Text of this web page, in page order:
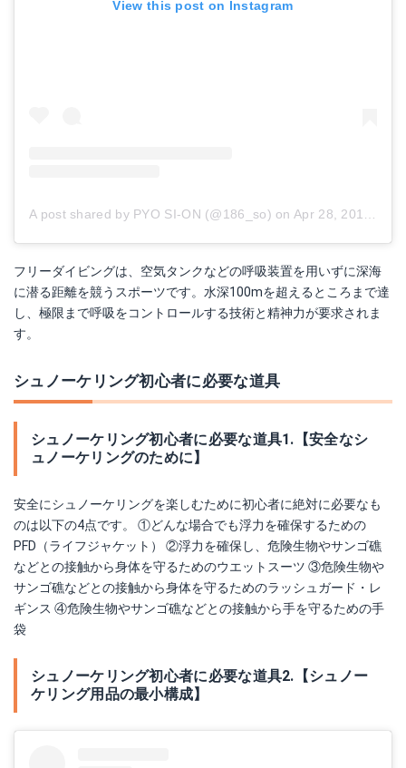
View this post on Instagram
A post shared by PYO SI-ON (@186_so) onApr 28, 2018 at 4:40am PDT
フリーダイビングは、空気タンクなどの呼吸装置を用いずに深海
に潜る距離を競うスポーツです。水深100mを超えるところまで達
し、極限まで呼吸をコントロールする技術と精神力が要求されま
す。
シュノーケリング初心者に必要な道具
シュノーケリング初心者に必要な道具1.【安全なシ
ュノーケリングのために】
安全にシュノーケリングを楽しむために初心者に絶対に必要なも
のは以下の4点です。 ①どんな場合でも浮力を確保するための
PFD（ライフジャケット） ②浮力を確保し、危険生物やサンゴ礁
などとの接触から身体を守るためのウエットスーツ ③危険生物や
サンゴ礁などとの接触から身体を守るためのラッシュガード・レ
ギンス ④危険生物やサンゴ礁などとの接触から手を守るための手
袋
シュノーケリング初心者に必要な道具2.【シュノー
ケリング用品の最小構成】